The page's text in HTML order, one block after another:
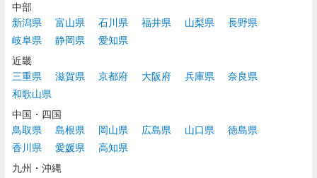
中部
新潟県
富山県 石川県 福井県 山梨県
長野県
岐阜県
静岡県
愛知県
近畿
三重県
滋賀県 京都府 大阪府 兵庫県
奈良県
和歌山県
中国・四国
鳥取県
島根県 岡山県 広島県 山口県
徳島県
香川県
愛媛県
高知県
九州・沖縄